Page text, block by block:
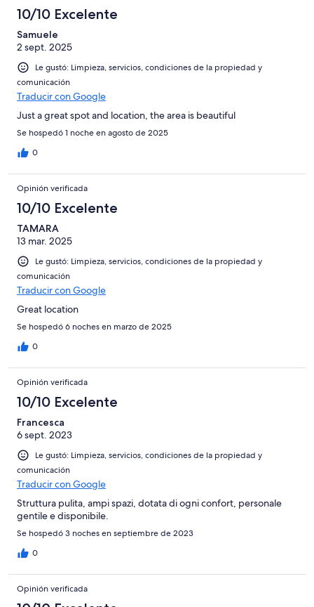
10/10 Excelente
Samuele
2 sept. 2025
Le gustó: Limpieza, servicios, condiciones de la propiedad y
comunicación
Traducir con Google
Just a great spot and location, the area is beautiful
Se hospedó 1 noche en agosto de 2025
0
Opinión verificada
10/10 Excelente
TAMARA
13 mar. 2025
Le gustó: Limpieza, servicios, condiciones de la propiedad y
comunicación
Traducir con Google
Great location
Se hospedó 6 noches en marzo de 2025
0
Opinión verificada
10/10 Excelente
Francesca
6 sept. 2023
Le gustó: Limpieza, servicios, condiciones de la propiedad y
comunicación
Traducir con Google
Struttura pulita, ampi spazi, dotata di ogni confort, personale
gentile e disponibile.
Se hospedó 3 noches en septiembre de 2023
0
Opinión verificada